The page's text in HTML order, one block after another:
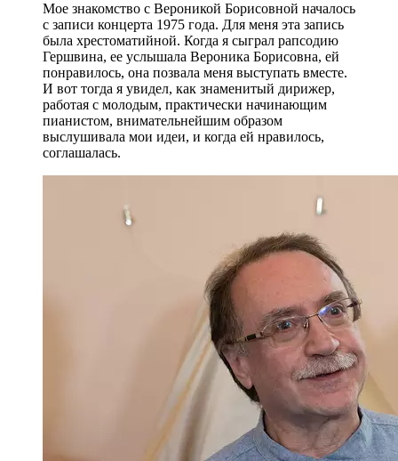
Мое знакомство с Вероникой Борисовной началось
с записи концерта 1975 года. Для меня эта запись
была хрестоматийной. Когда я сыграл рапсодию
Гершвина, ее услышала Вероника Борисовна, ей
понравилось, она позвала меня выступать вместе.
И вот тогда я увидел, как знаменитый дирижер,
работая с молодым, практически начинающим
пианистом, внимательнейшим образом
выслушивала мои идеи, и когда ей нравилось,
соглашалась.